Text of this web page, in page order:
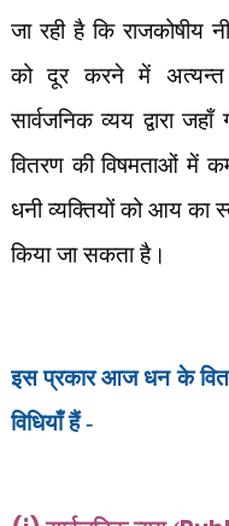
जा रही है कि राजकोषीय
को दूर करने में अत्यन्त
सार्वजनिक व्यय द्वारा
वितरण की विषमताओं में
धनी व्यक्तियों को आय का
किया जा सकता है।
इस प्रकार आज धन के
विधियाँ हैं -